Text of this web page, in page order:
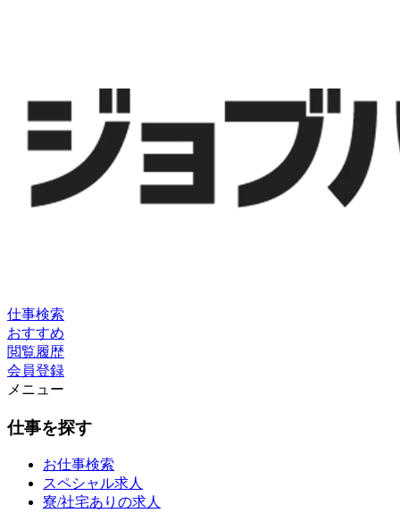
仕事検索
おすすめ
閲覧履歴
会員登録
メニュー
仕事を探す
お仕事検索
スペシャル求人
寮/社宅ありの求人